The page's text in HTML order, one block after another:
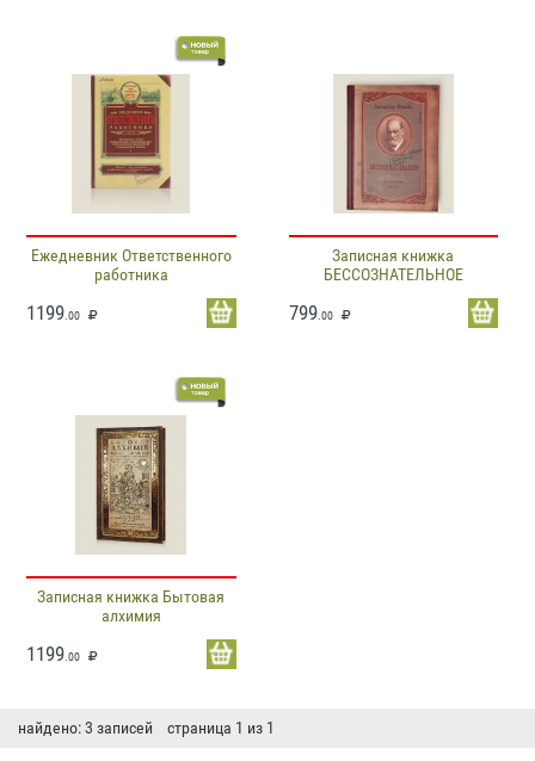
Ежедневник Ответственного
работника
1199 .00
Записная книжка
БЕССОЗНАТЕЛЬНОЕ
799.00
Записная книжка Бытовая
алхимия
1199 .00
найдено: 3 записей страница 1 из 1